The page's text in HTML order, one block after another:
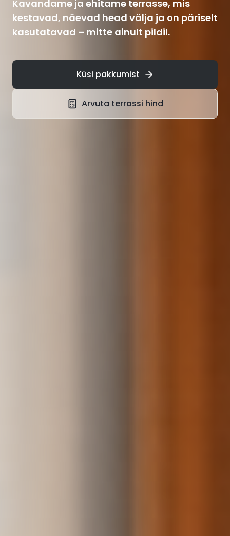
Kavandame ja ehitame terrasse, mis
kestavad, näevad head välja ja on päriselt
kasutatavad – mitte ainult pildil.
Küsi pakkumist
Arvuta terrassi hind